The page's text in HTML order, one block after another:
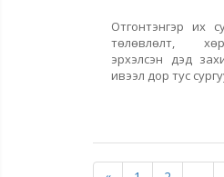
Отгонтэнгэр их
төлөвлөлт,
эрхэлсэн дэд
ивээл дор тус